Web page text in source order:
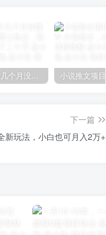
做 IP 切片几个月没赚到什么钱，蹭上热点，靠一个视频赚了二十万-品小先项目发源地
下一篇
新玩法，小白也可月入2万+